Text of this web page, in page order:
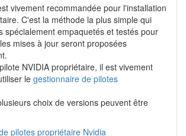
vivement recommandée pour l'installation
C'est la méthode la plus simple qui
spécialement empaquetés et testés pour
mises à jour seront proposées
NVIDIA propriétaire, il est vivement
le gestionnaire de pilotes
choix de versions peuvent être